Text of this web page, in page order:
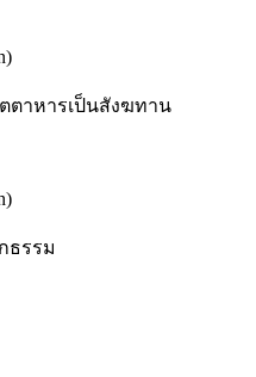
ตาหารเป็นสังฆทาน
ธรรม